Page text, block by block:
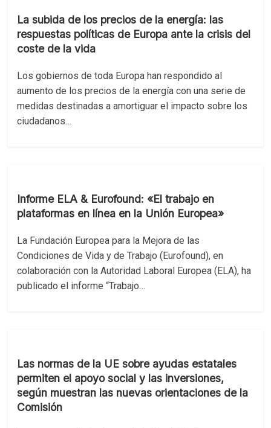
La subida de los precios de la energía: las
respuestas políticas de Europa ante la crisis del
coste de la vida
Los gobiernos de toda Europa han respondido al
aumento de los precios de la energía con una serie de
medidas destinadas a amortiguar el impacto sobre los
ciudadanos…
Informe ELA & Eurofound: «El trabajo en
plataformas en línea en la Unión Europea»
La Fundación Europea para la Mejora de las
Condiciones de Vida y de Trabajo (Eurofound), en
colaboración con la Autoridad Laboral Europea (ELA), ha
publicado el informe “Trabajo…
Las normas de la UE sobre ayudas estatales
permiten el apoyo social y las inversiones,
según muestran las nuevas orientaciones de la
Comisión